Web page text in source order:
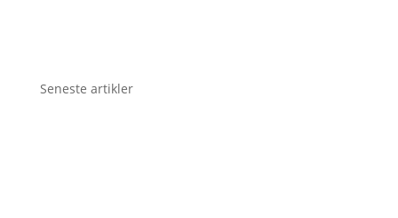
Seneste artikler